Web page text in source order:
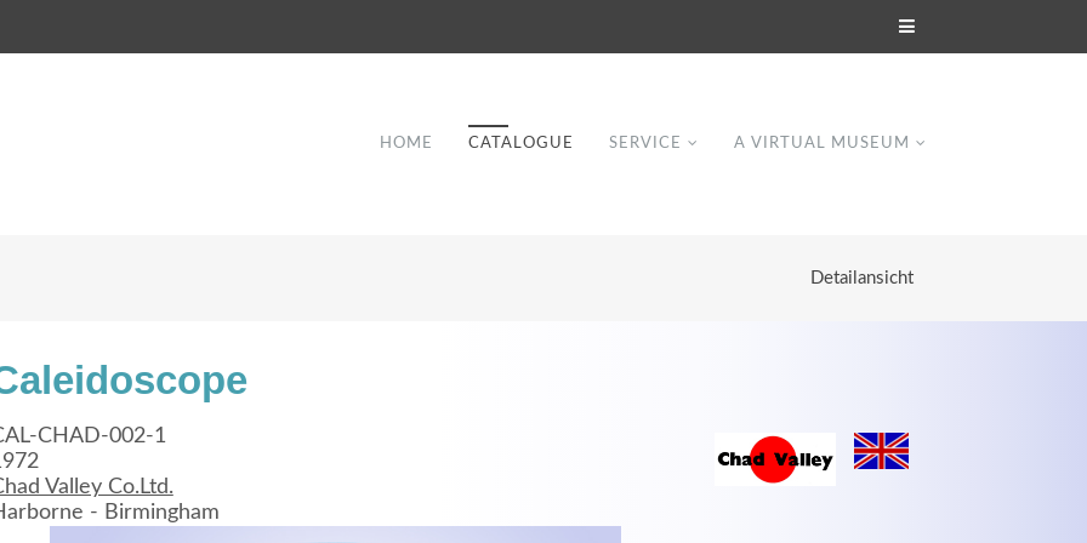
HOME CATALOGUE SERVICE A VIRTUAL MUSEUM
Detailansicht
CHAD-002-1
Valley Co.Ltd.
- Birmingham
adipiscing elit. Aenean commodo ligula eget
dolor.
Lorem ipsum dolor sit amet, consectetuer